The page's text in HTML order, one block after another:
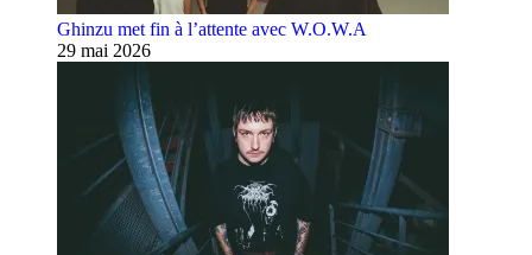
Ghinzu met fin à l’attente avec W.O.W.A
29 mai 2026